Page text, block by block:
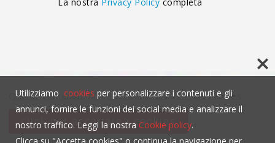
Questo contenuto non è visibile senza l'uso dei cookies.
click per accettare i cookies
Utilizziamo cookies per personalizzare i contenuti e gli
annunci, fornire le funzioni dei social media e analizzare il
nostro traffico. Leggi la nostra Cookie policy.